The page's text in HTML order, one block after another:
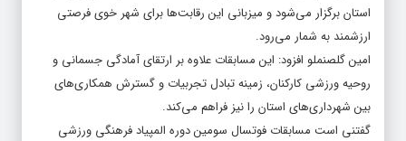
استان برگزار می‌شود و میزبانی این رقابت‌ها برای شهر خوی فرصتی
ارزشمند به شمار می‌رود.
امین گلصنملو افزود: این مسابقات علاوه بر ارتقای آمادگی جسمانی و
روحیه ورزشی کارکنان، زمینه تبادل تجربیات و گسترش همکاری‌های
بین شهرداری‌های استان را نیز فراهم می‌کند.
گفتنی است مسابقات فوتسال سومین دوره المپیاد فرهنگی ورزشی